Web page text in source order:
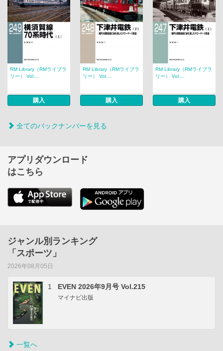
RM Library（RMライブラ
リー） Vol....
購入
RM Library（RMライブラ
リー） Vol....
購入
RM Library（RMライブラ
リー） Vol....
購入
全てのバックナンバーを見る
アプリダウンロード
はこちら
ジャンル別ランキング
「スポーツ」
2026年08月05日
1 EVEN 2026年9月号 Vol.215
マイナビ出版
一覧へ